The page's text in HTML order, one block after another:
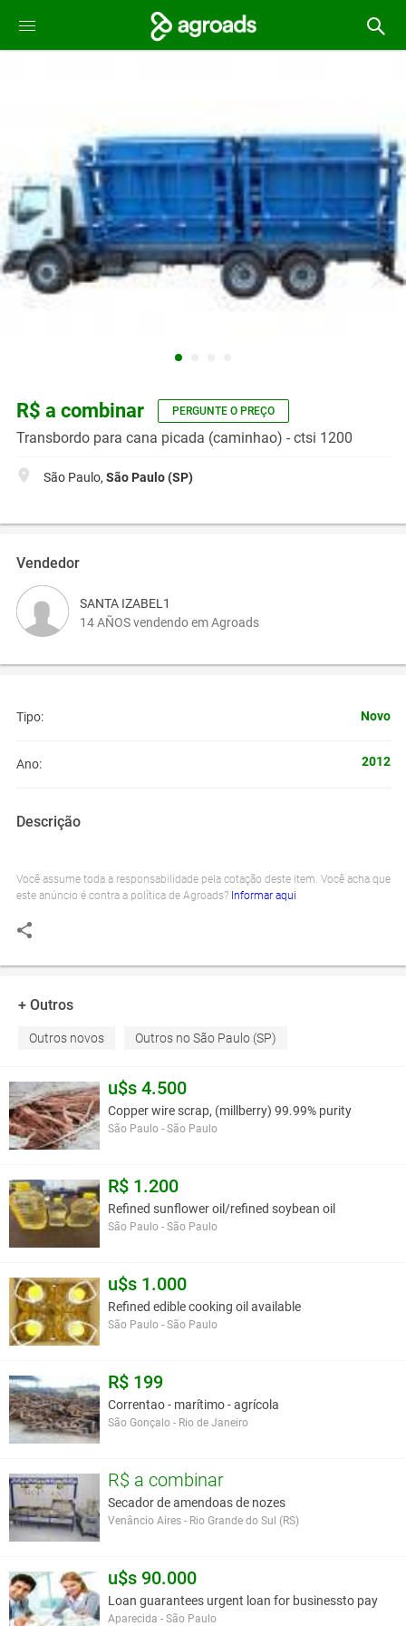
R$ a combinar PERGUNTE O PREÇO
Transbordo para cana picada (caminhao) - ctsi 1200
São Paulo, São Paulo (SP)
Vendedor
SANTA IZABEL1
14 AÑOS vendendo em Agroads
Tipo: Novo
Ano: 2012
Descrição
Você assume toda a responsabilidade pela cotação deste item. Você acha que
este anúncio é contra a política de Agroads? Informar aqui
+ Outros
Outros novos Outros no São Paulo (SP)
u$s 4.500
Copper wire scrap, (millberry) 99.99% purity
São Paulo - São Paulo
R$ 1.200
Refined sunflower oil/refined soybean oil
São Paulo - São Paulo
u$s 1.000
Refined edible cooking oil available
São Paulo - São Paulo
R$ 199
Correntao - marítimo - agrícola
São Gonçalo - Rio de Janeiro
R$ a combinar
Secador de amendoas de nozes
Venâncio Aires - Rio Grande do Sul (RS)
u$s 90.000
Loan guarantees urgent loan for businessto pay
Aparecida - São Paulo